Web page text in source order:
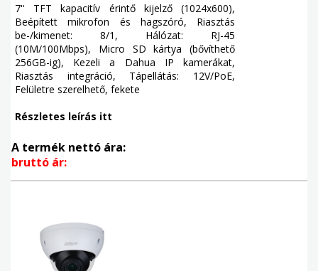
7'' TFT kapacitív érintő kijelző (1024x600),
Beépített mikrofon és hagszóró, Riasztás
be-/kimenet: 8/1, Hálózat: RJ-45
(10M/100Mbps), Micro SD kártya (bővíthető
256GB-ig), Kezeli a Dahua IP kamerákat,
Riasztás integráció, Tápellátás: 12V/PoE,
Felületre szerelhető, fekete
Részletes leírás itt
A termék nettó ára:
bruttó ár: